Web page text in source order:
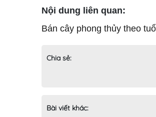
Nội dung liên quan:
Bán cây phong thủy theo
Chia sẻ:
Bài viết khác: